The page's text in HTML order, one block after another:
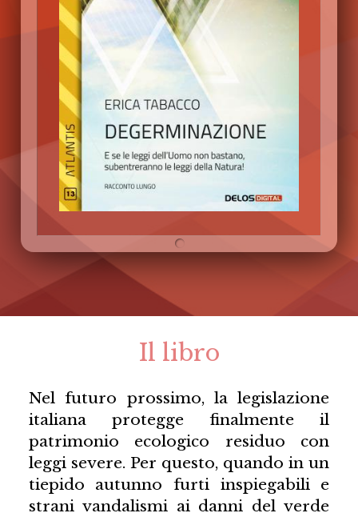
Il libro
Nel futuro prossimo, la legislazione
italiana protegge finalmente il
patrimonio ecologico residuo con
leggi severe. Per questo, quando in un
tiepido autunno furti inspiegabili e
strani vandalismi ai danni del verde